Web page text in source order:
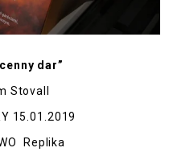
dar”
Stovall
15.01.2019
Replika